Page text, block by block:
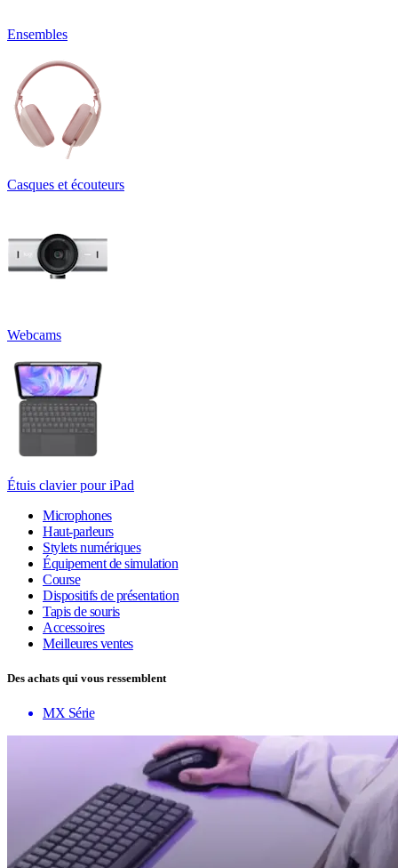
Ensembles
Casques et écouteurs
Webcams
Étuis clavier pour iPad
Microphones
Haut-parleurs
Stylets numériques
Équipement de simulation
Course
Dispositifs de présentation
Tapis de souris
Accessoires
Meilleures ventes
Des achats qui vous ressemblent
MX Série